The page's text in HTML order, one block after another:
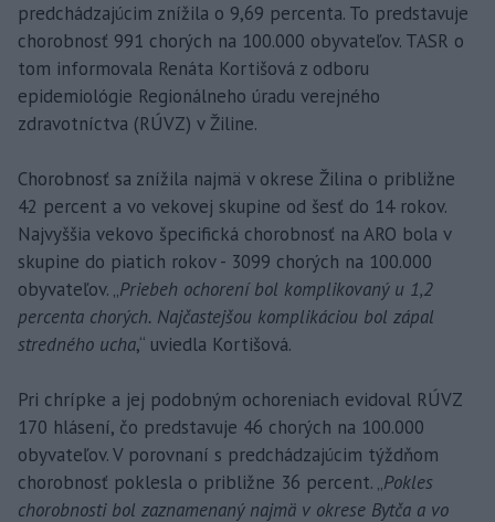
predchádzajúcim znížila o 9,69 percenta. To predstavuje
chorobnosť 991 chorých na 100.000 obyvateľov. TASR o
tom informovala Renáta Kortišová z odboru
epidemiológie Regionálneho úradu verejného
zdravotníctva (RÚVZ) v Žiline.
Chorobnosť sa znížila najmä v okrese Žilina o približne
42 percent a vo vekovej skupine od šesť do 14 rokov.
Najvyššia vekovo špecifická chorobnosť na ARO bola v
skupine do piatich rokov - 3099 chorých na 100.000
obyvateľov. „Priebeh ochorení bol komplikovaný u 1,2
percenta chorých. Najčastejšou komplikáciou bol zápal
stredného ucha,“ uviedla Kortišová.
Pri chrípke a jej podobným ochoreniach evidoval RÚVZ
170 hlásení, čo predstavuje 46 chorých na 100.000
obyvateľov. V porovnaní s predchádzajúcim týždňom
chorobnosť poklesla o približne 36 percent. „Pokles
chorobnosti bol zaznamenaný najmä v okrese Bytča a vo